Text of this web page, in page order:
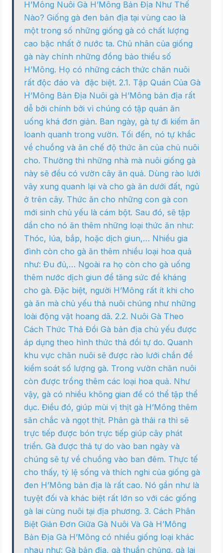
H’Mông Nuôi Gà H’Mông Bản Địa Như Thế
Nào? Giống gà đen bản địa tại vùng cao là
một trong số những giống gà có chất lượng
cao bậc nhất ở nước ta. Chủ nhân của giống
gà này chính những đồng bảo thiểu số
H’Mông. Họ có những cách thức chăn nuôi
rất độc đáo và đặc biệt. 2.1. Tập Quán Của Gà
H’Mông Bản Địa Nuôi gà H’Mông bản địa rất
dễ bởi chính bởi vì chúng có tập quán ăn
uống khá đơn giản. Ban ngày, gà tự đi kiếm ăn
loanh quanh trong vườn. Tối đến, nó tự khắc
về chuồng và ăn chế độ thức ăn của chủ nuôi
cho. Thường thì những nhà mà nuôi giống gà
này sẽ đều có vườn cây ăn quả. Dùng rào lưới
vây xung quanh lại và cho gà ăn dưới đất, ngủ
ở trên cây. Thức ăn cho những con gà con
mới sinh chủ yếu là cám bột. Sau đó, sẽ tập
dần cho nó ăn thêm những loại thức ăn như:
Thóc, lúa, bắp, hoặc dịch giun,… Nhiều gia
đình còn cho gà ăn thêm nhiều loại hoa quả
như: Đu đủ,… Ngoài ra họ còn cho gà uống
thêm nước dịch giun để tăng sức đề kháng
cho gà. Đặc biệt, người H’Mông rất ít khi cho
gà ăn mà chủ yếu thả nuôi chúng như những
loài động vật hoang dã. 2.2. Nuôi Gà Theo
Cách Thức Thả Đồi Gà bản địa chủ yếu được
áp dụng theo hình thức thả đồi tự do. Quanh
khu vực chăn nuôi sẽ được rào lưới chắn để
kiểm soát số lượng gà. Trong vườn chăn nuôi
còn được trồng thêm các loại hoa quả. Như
vậy, gà có nhiều không gian để có thể tập thể
dục. Điều đó, giúp mùi vị thịt gà H’Mông thêm
săn chắc và ngọt thịt. Phân gà thải ra thì sẽ
trực tiếp được bón trực tiếp giúp cây phát
triển. Gà được thả tự do vào ban ngày và
chúng sẽ tự về chuồng vào ban đêm. Thực tế
cho thấy, tỷ lệ sống và thích nghi của giống gà
đen H’Mông bản địa là rất cao. Nó gần như là
tuyệt đối và khác biệt rất lớn so với các giống
gà lai cùng nuôi tại địa phương. 3. Cách Phân
Biệt Giản Đơn Giữa Gà Nuôi Và Gà H’Mông
Bản Địa Gà H’Mông có nhiều giống loại khác
nhau như: Gà bản địa, gà thuần chủng, gà lai